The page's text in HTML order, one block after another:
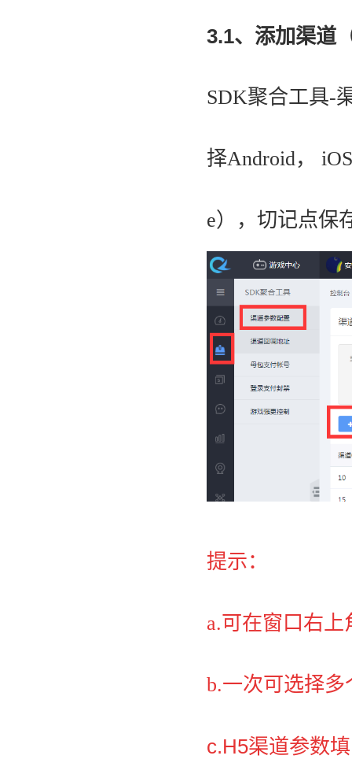
3.1、添加渠道
SDK聚合工具-
择Android，
e），切记点保
提示：
a.可在窗口右
b.一次可选择
c.H5渠道参数